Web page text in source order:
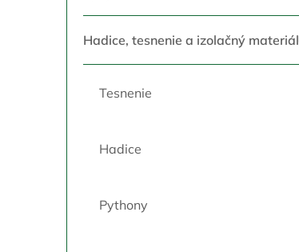
Hadice, tesnenie a izolačný materiál
Tesnenie
Hadice
Pythony